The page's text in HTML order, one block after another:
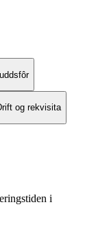
og rekvisita
i